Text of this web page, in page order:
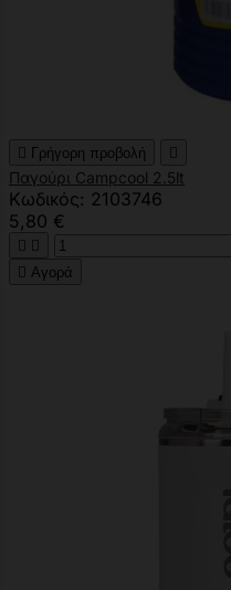
 Γρήγορη προβολή 
Παγούρι Campcool 2.5lt
Κωδικός: 2103746
5,80 €
 
 Αγορά